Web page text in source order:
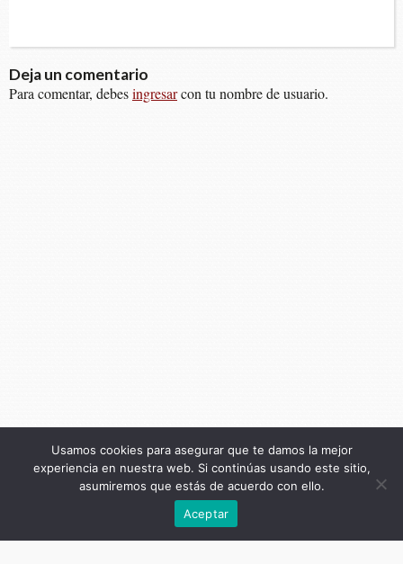
Deja un comentario
Para comentar, debesingresarcon tu nombre de usuario.
Usamos cookies para asegurar que te damos la mejor
experiencia en nuestra web. Si continúas usando este sitio,
asumiremos que estás de acuerdo con ello.
Aceptar